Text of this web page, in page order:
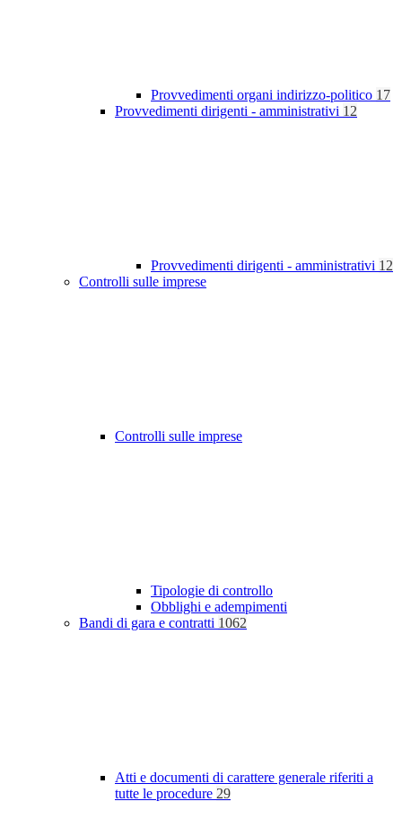
Provvedimenti organi indirizzo-politico 17
Provvedimenti dirigenti - amministrativi 12
Provvedimenti dirigenti - amministrativi 12
Controlli sulle imprese
Controlli sulle imprese
Tipologie di controllo
Obblighi e adempimenti
Bandi di gara e contratti 1062
Atti e documenti di carattere generale riferiti a
tutte le procedure 29